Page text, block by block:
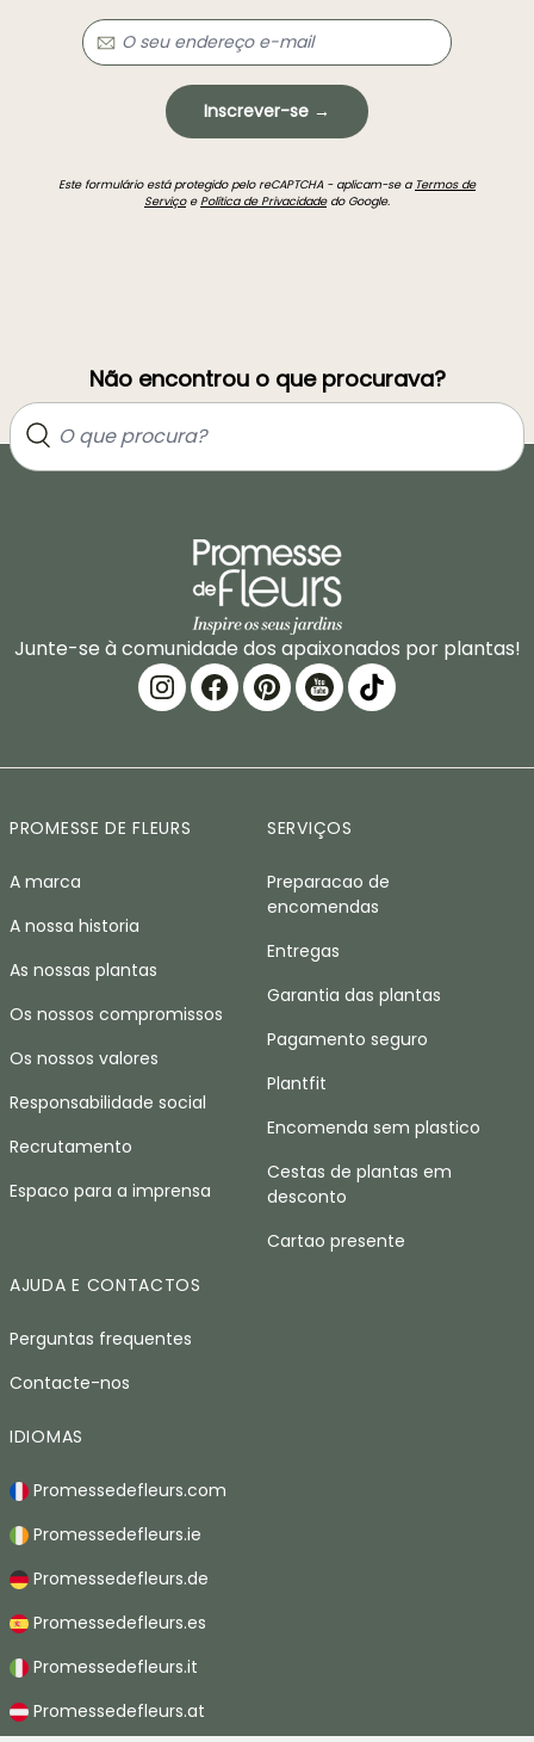
Inscrever-se →
Este formulário está protegido pelo reCAPTCHA - aplicam-se a Termos de
ServiçoePolítica de Privacidadedo Google.
Não encontrou o que procurava?
Junte-se à comunidade dos apaixonados por plantas!
PROMESSE DE FLEURS
A marca
A nossa historia
As nossas plantas
Os nossos compromissos
Os nossos valores
Responsabilidade social
Recrutamento
Espaco para a imprensa
SERVIÇOS
Preparacao de
encomendas
Entregas
Garantia das plantas
Pagamento seguro
Plantfit
Encomenda sem plastico
Cestas de plantas em
desconto
Cartao presente
AJUDA E CONTACTOS
Perguntas frequentes
Contacte-nos
IDIOMAS
Promessedefleurs.com
Promessedefleurs.ie
Promessedefleurs.de
Promessedefleurs.es
Promessedefleurs.it
Promessedefleurs.at